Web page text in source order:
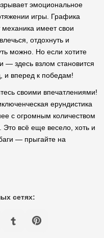
эмоциональное
игры. Графика
имеет свои
отдохнуть и
можно. Но если хотите
— здесь взлом становится
и вперед к победам!
своими впечатлениями!
ерундистика
с огромным количеством
Это всё еще весело, хоть и
— прыгайте на
сетях: